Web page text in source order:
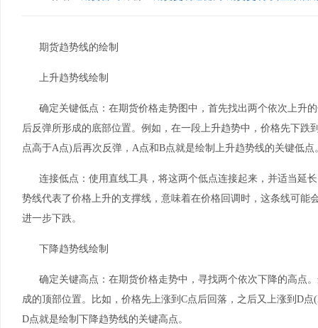
期货趋势线的绘制
上升趋势线绘制
确定关键低点：在期货价格走势图中，首先找出两个依次上升
后反弹所形成的底部位置。例如，在一段上升趋势中，价格先下跌
点高于A点)后再次反弹，A点和B点就是绘制上升趋势线的关键低点
连接低点：使用直线工具，将这两个低点连接起来，并适当延
势线代表了价格上升的支撑线，意味着在价格回调时，这条线可能
进一步下跌。
下降趋势线绘制
确定关键高点：在期货价格走势中，寻找两个依次下降的高点
成的顶部位置。比如，价格先上涨到C点后回落，之后又上涨到D
D点就是绘制下降趋势线的关键高点。